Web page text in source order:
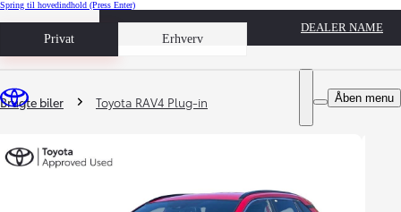
Spring til hovedindhold (Press Enter)
Privat Erhverv
Book prøvetur
DEALER NAME
Åben menu
Du er her
Brugte biler Toyota RAV4 Plug-in